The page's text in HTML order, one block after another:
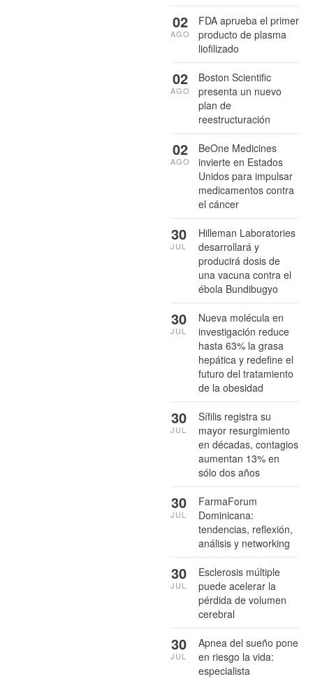
FDA aprueba el primer
producto de plasma
liofilizado
02
AGO
Boston Scientific
presenta un nuevo
plan de
reestructuración
02
AGO
BeOne Medicines
invierte en Estados
Unidos para impulsar
medicamentos contra
el cáncer
02
AGO
Hilleman Laboratories
desarrollará y
producirá dosis de
una vacuna contra el
ébola Bundibugyo
30
JUL
Nueva molécula en
investigación reduce
hasta 63% la grasa
hepática y redefine el
futuro del tratamiento
de la obesidad
30
JUL
Sífilis registra su
mayor resurgimiento
en décadas, contagios
aumentan 13% en
sólo dos años
30
JUL
FarmaForum
Dominicana:
tendencias, reflexión,
análisis y networking
30
JUL
Esclerosis múltiple
puede acelerar la
pérdida de volumen
cerebral
30
JUL
Apnea del sueño pone
en riesgo la vida:
especialista
30
JUL